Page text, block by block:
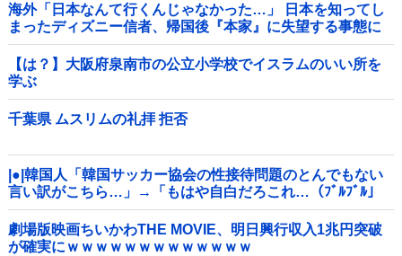
海外「日本なんて行くんじゃなかった…」 日本を知ってし
まったディズニー信者、帰国後『本家』に失望する事態に
【は？】大阪府泉南市の公立小学校でイスラムのいい所を
学ぶ
千葉県 ムスリムの礼拝 拒否
|●|韓国人「韓国サッカー協会の性接待問題のとんでもない
言い訳がこちら…」→「もはや自白だろこれ…（ﾌﾞﾙﾌﾞﾙ」
＝韓国の反応
劇場版映画ちいかわTHE MOVIE、明日興行収入1兆円突破
が確実にｗｗｗｗｗｗｗｗｗｗｗｗｗ